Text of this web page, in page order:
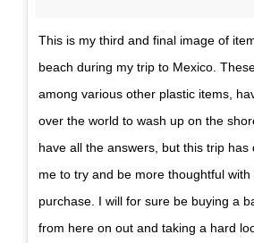
This is my third and final image of
beach during my trip to Mexico.
among various other plastic items,
over the world to wash up on the
have all the answers, but this trip has
me to try and be more thoughtful with
purchase. I will for sure be buying a
from here on out and taking a hard